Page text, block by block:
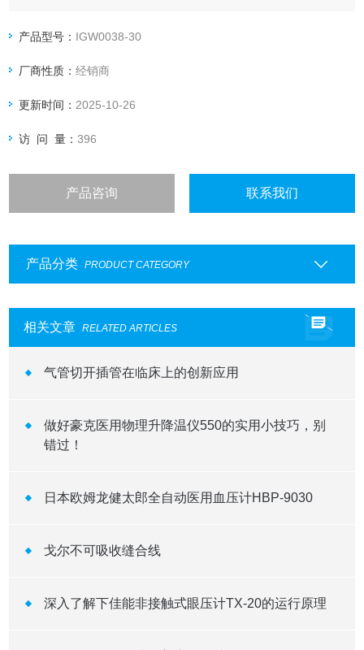
外周动脉疾病：用于治疗外周动脉狭窄或闭塞。
产品型号： IGW0038-30
厂商性质：经销商
更新时间： 2025-10-26
访 问 量：396
产品咨询 联系我们
产品分类 PRODUCT CATEGORY
相关文章 RELATED ARTICLES
气管切开插管在临床上的创新应用
做好豪克医用物理升降温仪550的实用小技巧，别
错过！
日本欧姆龙健太郎全自动医用血压计HBP-9030
戈尔不可吸收缝合线
深入了解下佳能非接触式眼压计TX-20的运行原理